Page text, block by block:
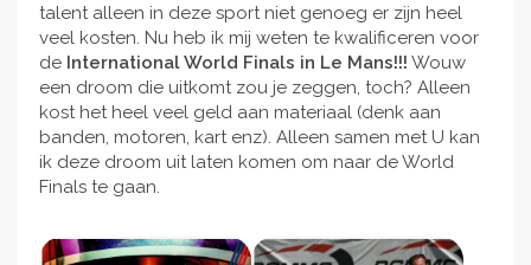
talent alleen in deze sport niet genoeg er zijn heel
veel kosten. Nu heb ik mij weten te kwalificeren voor
de International World Finals in Le Mans!!! Wouw
een droom die uitkomt zou je zeggen, toch? Alleen
kost het heel veel geld aan materiaal (denk aan
banden, motoren, kart enz). Alleen samen met U kan
ik deze droom uit laten komen om naar de World
Finals te gaan.